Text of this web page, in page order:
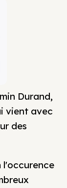
Durand,
vient avec
des
l'occurence